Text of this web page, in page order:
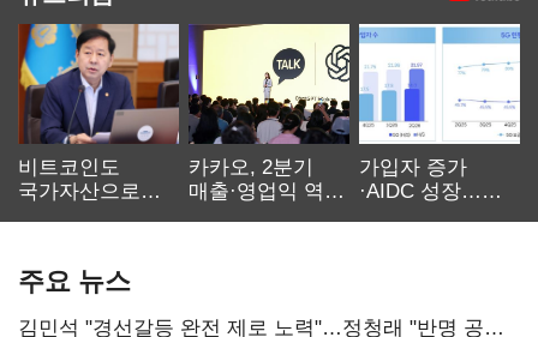
비트코인도
국가자산으로…'
카카오, 2분기
매출·영업익 역대
가입자 증가
·AIDC 성장…
주요 뉴스
김민석 "경선갈등 완전 제로 노력"…정청래 "반명 공세